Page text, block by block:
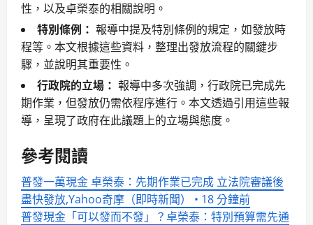
性，以及卓榮泰的相關說明。
特別條例： 報導中提及特別條例的規定，如發放時
程等。本文根據這些資料，整理出發放流程的關鍵步
驟，並說明其重要性。
行政院的立場： 報導中多次強調，行政院已完成先
期作業，但發放仍需依程序進行。本文透過引用這些報
導，呈現了政府在此議題上的立場與態度。
參考閱讀
普發一萬現金 卓榮泰：先期作業已完成 立法院審議後
盡快發放,Yahoo奇摩（即時新聞） • 18 分鐘前
普發現金「可以發而不發」？卓榮泰：特別預算需先通